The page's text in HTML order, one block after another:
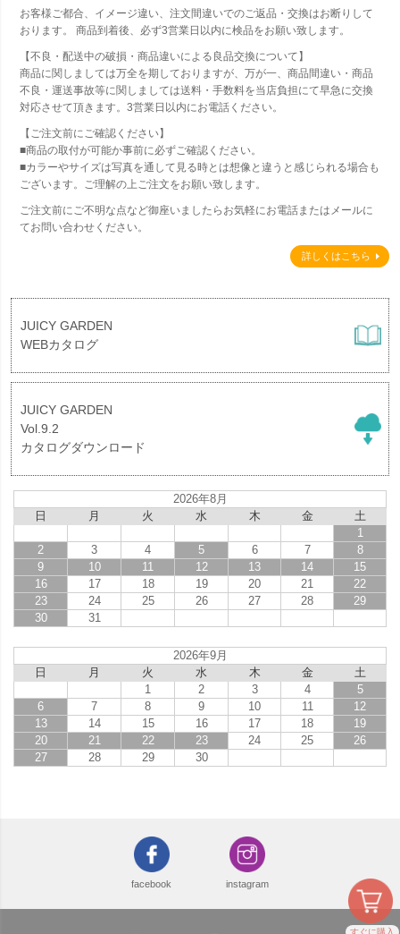
すぐに購入
お客様ご都合、イメージ違い、注文間違いでのご返品・交換はお断りして
おります。 商品到着後、必ず3営業日以内に検品をお願い致します。
【不良・配送中の破損・商品違いによる良品交換について】
商品に関しましては万全を期しておりますが、万が一、商品間違い・商品
不良・運送事故等に関しましては送料・手数料を当店負担にて早急に交換
対応させて頂きます。3営業日以内にお電話ください。
【ご注文前にご確認ください】
■商品の取付が可能か事前に必ずご確認ください。
■カラーやサイズは写真を通して見る時とは想像と違うと感じられる場合も
ございます。ご理解の上ご注文をお願い致します。
ご注文前にご不明な点など御座いましたらお気軽にお電話またはメールに
てお問い合わせください。
詳しくはこちら
JUICY GARDEN
WEBカタログ
JUICY GARDEN
Vol.9.2
カタログダウンロード
2026年8月
日
月 火 水 木 金
土
1
2
3 4 5 6 7
8
9
10 11 12 13 14
15
16
17 18 19 20 21
22
23
24 25 26 27 28
29
30
31
2026年9月
日
月 火 水 木 金
土
1
2 3 4
5
6
7 8 9 10 11
12
13
14 15 16 17 18
19
20
21 22 23 24 25
26
27
28 29 30
facebook instagram